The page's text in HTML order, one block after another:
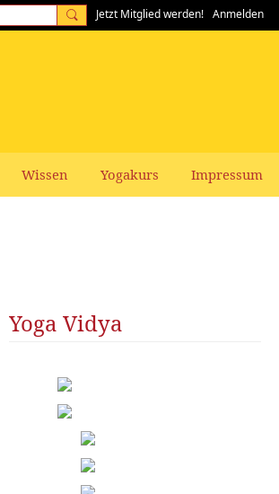
Jetzt Mitglied werden! Anmelden
Wissen Yogakurs Impressum
Yoga Vidya